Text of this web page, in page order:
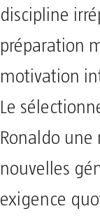
discipline
préparation
motivation
Le
Ronaldo une
nouvelles
exigence